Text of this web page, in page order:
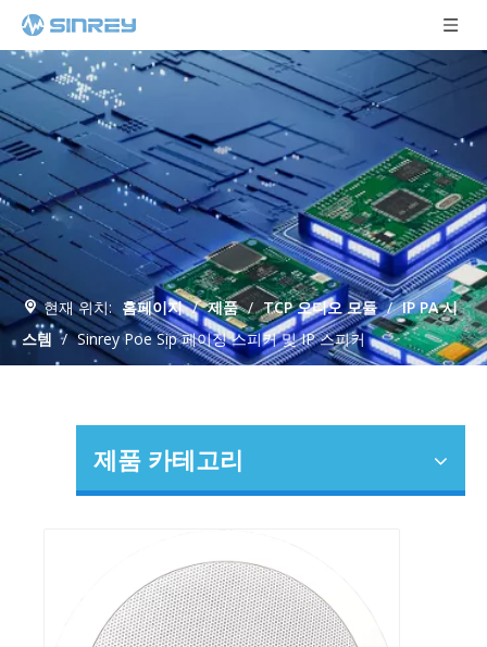
현재 위치: 홈페이지 / 제품 / TCP 오디오 모듈 / IP PA 시
스템 / Sinrey Poe Sip 페이징 스피커 및 IP 스피커
제품 카테고리